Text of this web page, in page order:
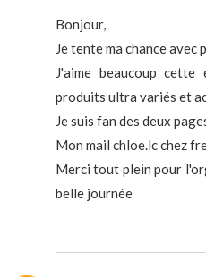
Bonjour,
Je tente ma chance avec
J'aime beaucoup
produits ultra variés et
Je suis fan des deux
Mon mail chloe.lc chez
Merci tout plein pour
belle journée